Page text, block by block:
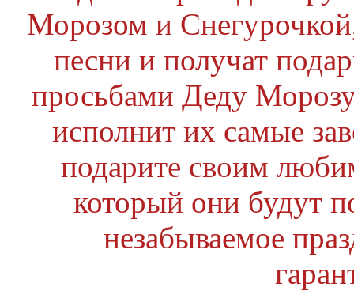
Морозом и
песни и получат
просьбами Деду
исполнит их самые
подарите своим
который они будут
незабываемое